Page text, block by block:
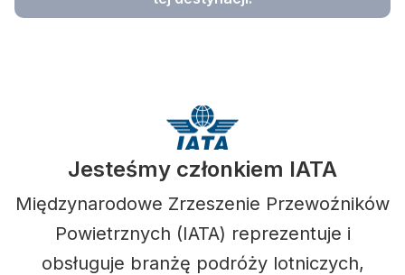
Jesteśmy członkiem IATA
Międzynarodowe Zrzeszenie Przewoźników
Powietrznych (IATA) reprezentuje i
obsługuje branżę podróży lotniczych,